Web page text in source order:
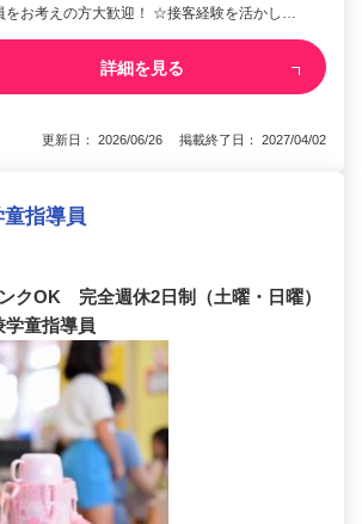
をお考えの方大歓迎！ ☆接客経験を活かし…
詳細を見る
更新日： 2026/06/26 掲載終了日： 2027/04/02
指導員
クOK 完全週休2日制（土曜・日曜）
童指導員